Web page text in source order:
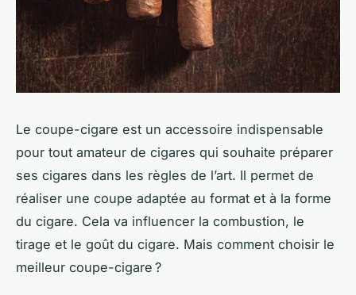
Le coupe-cigare est un accessoire indispensable
pour tout amateur de cigares qui souhaite préparer
ses cigares dans les règles de l’art. Il permet de
réaliser une coupe adaptée au format et à la forme
du cigare. Cela va influencer la combustion, le
tirage et le goût du cigare. Mais comment choisir le
meilleur coupe-cigare ?